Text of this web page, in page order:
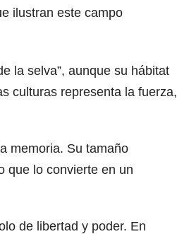
ilustran este campo
la selva”, aunque su hábitat
culturas representa la fuerza,
memoria. Su tamaño
que lo convierte en un
de libertad y poder. En